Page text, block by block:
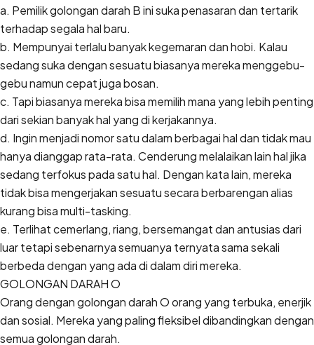
a. Pemilik golongan darah B ini suka penasaran dan tertarik
terhadap segala hal baru.
b. Mempunyai terlalu banyak kegemaran dan hobi. Kalau
sedang suka dengan sesuatu biasanya mereka menggebu-
gebu namun cepat juga bosan.
c. Tapi biasanya mereka bisa memilih mana yang lebih penting
dari sekian banyak hal yang di kerjakannya.
d. Ingin menjadi nomor satu dalam berbagai hal dan tidak mau
hanya dianggap rata-rata. Cenderung melalaikan lain hal jika
sedang terfokus pada satu hal. Dengan kata lain, mereka
tidak bisa mengerjakan sesuatu secara berbarengan alias
kurang bisa multi-tasking.
e. Terlihat cemerlang, riang, bersemangat dan antusias dari
luar tetapi sebenarnya semuanya ternyata sama sekali
berbeda dengan yang ada di dalam diri mereka.
GOLONGAN DARAH O
Orang dengan golongan darah O orang yang terbuka, enerjik
dan sosial. Mereka yang paling fleksibel dibandingkan dengan
semua golongan darah.